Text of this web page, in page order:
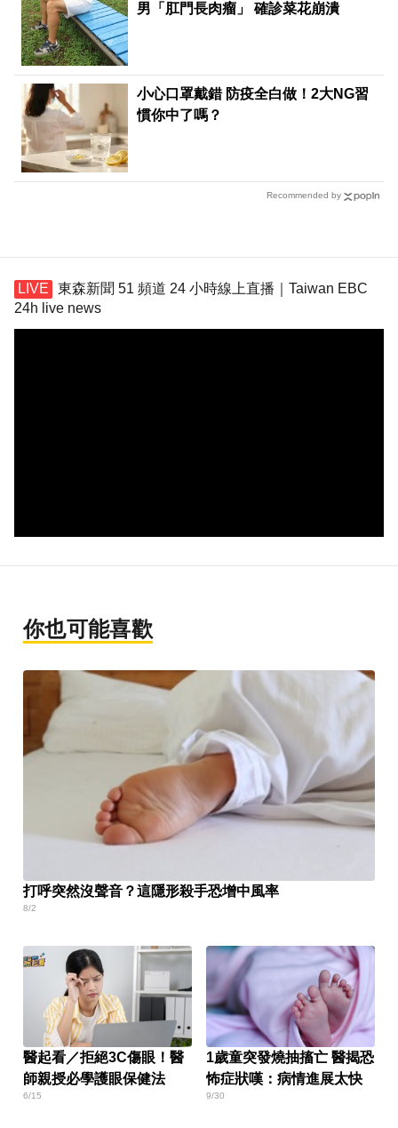
男「肛門長肉瘤」 確診菜花崩潰
小心口罩戴錯 防疫全白做！2大NG習
慣你中了嗎？
Recommended by
東森新聞 51 頻道 24 小時線上直播｜Taiwan EBC
24h live news
你也可能喜歡
打呼突然沒聲音？這隱形殺手恐增中風率
8/2
醫起看／拒絕3C傷眼！醫
師親授必學護眼保健法
6/15
1歲童突發燒抽搐亡 醫揭恐
怖症狀嘆：病情進展太快
9/30